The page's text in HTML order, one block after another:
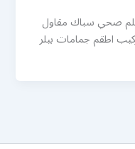
صحي سباك مقاول
اطقم جمامات بيلر